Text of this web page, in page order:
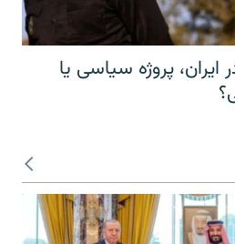
ایران، پروژه سیاسی یا